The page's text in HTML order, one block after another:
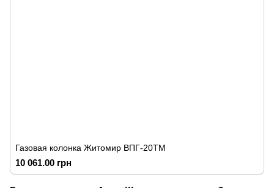
Газовая колонка Житомир ВПГ-20ТМ
10 061.00 грн